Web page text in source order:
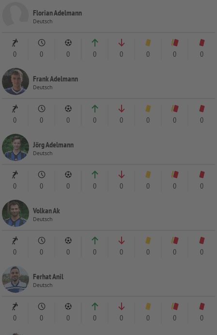
Florian Adelmann
Deutsch
0 0 0 0 0 0 0 0
Frank Adelmann
Deutsch
0 0 0 0 0 0 0 0
Jörg Adelmann
Deutsch
0 0 0 0 0 0 0 0
Volkan Ak
Deutsch
0 0 0 0 0 0 0 0
Ferhat Anil
Deutsch
0 0 0 0 0 0 0 0